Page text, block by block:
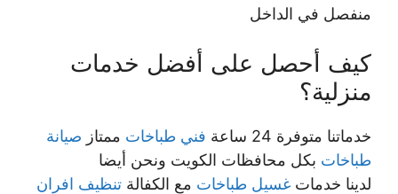
منفصل في الداخل
كيف أحصل على أفضل خدمات
منزلية؟
خدماتنا متوفرة 24 ساعة فني طباخات ممتاز صيانة
طباخات بكل محافظات الكويت ونحن أيضا
لدينا خدمات غسيل طباخات مع الكفالة تنظيف افران